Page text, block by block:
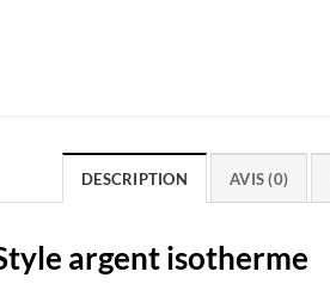
DESCRIPTION AVIS (0)
argent isotherme